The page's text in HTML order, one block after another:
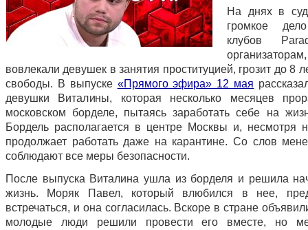
На днях в
громкое
клубов
вовлекали девушек в занятия проституцией, грозит до 8
свободы. В выпуске «Прямого эфира» 12 мая
девушки Виталины, которая несколько месяцев
московском борделе, пытаясь заработать себе на
Бордель располагается в центре Москвы и, несмотря
продолжает работать даже на карантине. Со слов
соблюдают все меры безопасности.
После выпуска Виталина ушла из борделя и решила
жизнь. Моряк Павел, который влюбился в нее,
встречаться, и она согласилась. Вскоре в стране
молодые люди решили провести его вместе, но